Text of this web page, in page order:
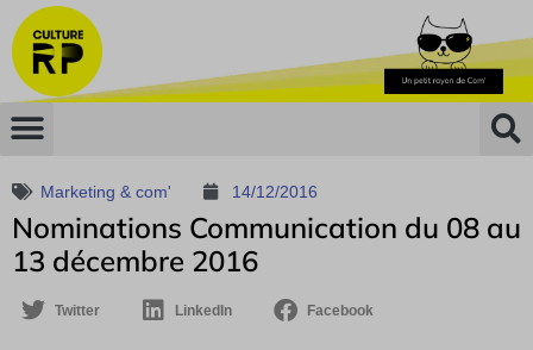
Marketing & com' 14/12/2016
Nominations Communication du 08 au
13 décembre 2016
Twitter LinkedIn Facebook